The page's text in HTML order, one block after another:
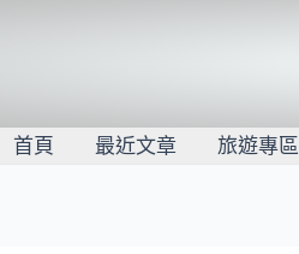
首頁 最近文章 旅遊專區